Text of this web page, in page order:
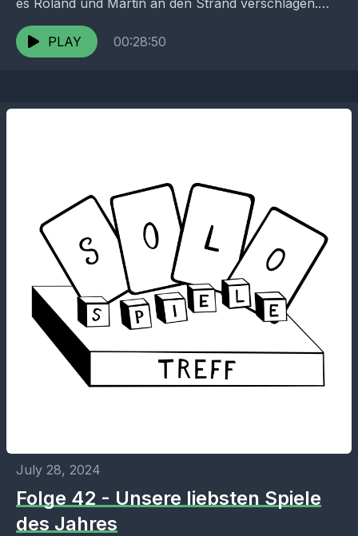
es Roland und Martin an den Strand verschlagen.
Hier versuchen sie, dem Einsiedlerkrebs Hermit...
PLAY
00:28:50
July 28, 2024
Folge 42 - Unsere liebsten Spiele
des Jahres